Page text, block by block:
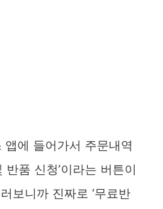
앱에 들어가서 주문내역
반품 신청’이라는 버튼이
보니까 진짜로 ‘무료반